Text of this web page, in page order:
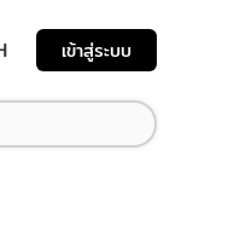
เข้าสู่ระบบ